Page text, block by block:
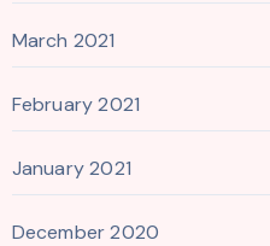
March 2021
February 2021
January 2021
December 2020